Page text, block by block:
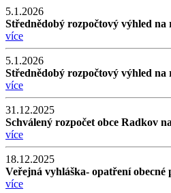
5.1.2026
Střednědobý rozpočtový výhled na
více
5.1.2026
Střednědobý rozpočtový výhled na
více
31.12.2025
Schválený rozpočet obce Radkov
více
18.12.2025
Veřejná vyhláška- opatření obecné
více